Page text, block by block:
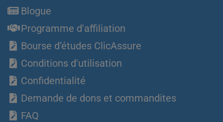
Blogue
Programme d'affiliation
Bourse d’études ClicAssure
Conditions d'utilisation
Confidentialité
Demande de dons et commandites
FAQ